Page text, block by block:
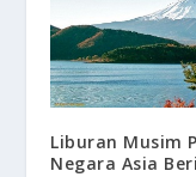
Liburan Musim
Negara Asia